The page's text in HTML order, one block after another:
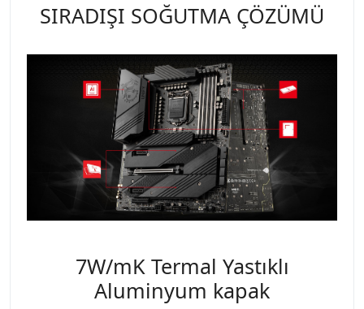
SIRADIŞI SOĞUTMA ÇÖZÜMÜ
7W/mK Termal Yastıklı
Aluminyum kapak